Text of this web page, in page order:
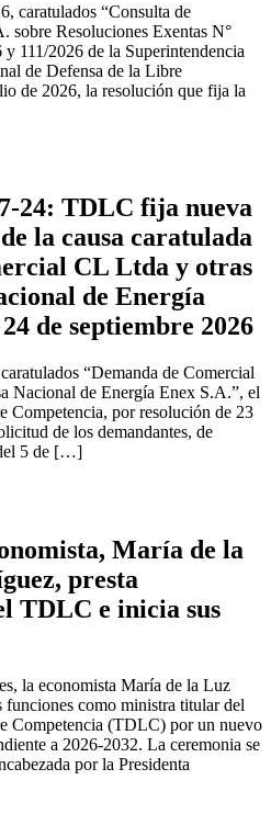
caratulados “Consulta de
sobre Resoluciones Exentas N°
111/2026 de la Superintendencia
de Defensa de la Libre
de 2026, la resolución que fija la
24: TDLC fija nueva
la causa caratulada
CL Ltda y otras
de Energía
de septiembre 2026
“Demanda de Comercial
Nacional de Energía Enex S.A.”, el
Competencia, por resolución de 23
de los demandantes, de
5 de […]
María de la
presta
TDLC e inicia sus
la economista María de la Luz
como ministra titular del
Competencia (TDLC) por un nuevo
a 2026-2032. La ceremonia se
por la Presidenta